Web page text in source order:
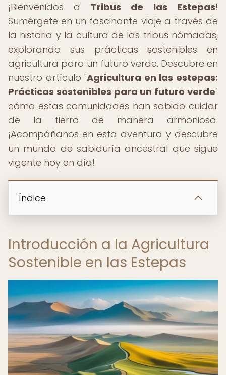
¡Bienvenidos a Tribus de las Estepas!
Sumérgete en un fascinante viaje a través de
la historia y la cultura de las tribus nómadas,
explorando sus prácticas sostenibles en
agricultura para un futuro verde. Descubre en
nuestro artículo "Agricultura en las estepas:
Prácticas sostenibles para un futuro verde"
cómo estas comunidades han sabido cuidar
de la tierra de manera armoniosa.
¡Acompáñanos en esta aventura y descubre
un mundo de sabiduría ancestral que sigue
vigente hoy en día!
Índice
Introducción a la Agricultura
Sostenible en las Estepas